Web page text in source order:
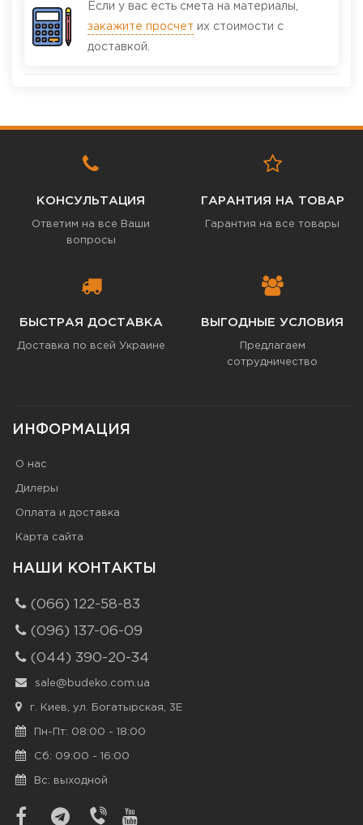
Если у вас есть смета на материалы,
закажите просчет их стоимости с
доставкой.
КОНСУЛЬТАЦИЯ
Ответим на все Ваши
вопросы
ГАРАНТИЯ НА ТОВАР
Гарантия на все товары
БЫСТРАЯ ДОСТАВКА
Доставка по всей Украине
ВЫГОДНЫЕ УСЛОВИЯ
Предлагаем
сотрудничество
ИНФОРМАЦИЯ
О нас
Дилеры
Оплата и доставка
Карта сайта
НАШИ КОНТАКТЫ
(066) 122-58-83
(096) 137-06-09
(044) 390-20-34
sale@budeko.com.ua
г. Киев, ул. Богатырская, 3Е
Пн-Пт: 08:00 - 18:00
Сб: 09:00 - 16:00
Вс: выходной